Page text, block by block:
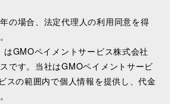
の場合、法定代理人の利用同意を得
はGMOペイメントサービス株式会社
です。当社はGMOペイメントサービ
スの範囲内で個人情報を提供し、代金